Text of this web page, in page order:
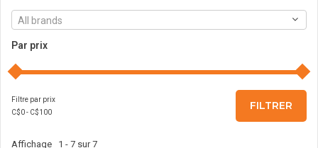
All brands
Par prix
Filtre par prix
C$0- C$100
FILTRER
Affichage 1 - 7 sur 7